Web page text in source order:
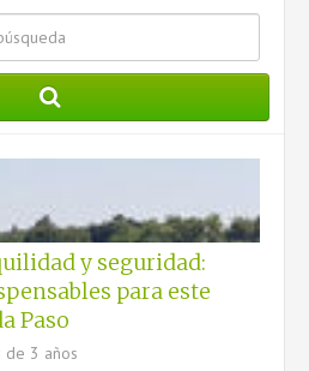
y seguridad:
para este
Paso
de 3 años